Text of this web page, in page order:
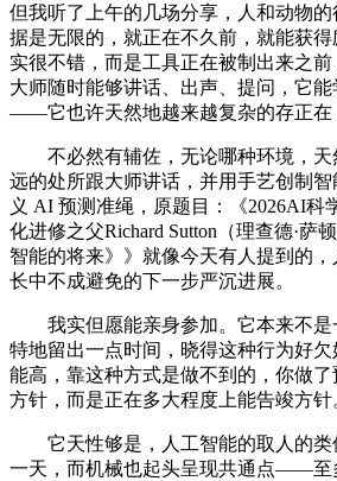
但我听了上午的几场分享，人和动物
据是无限的，就正在不久前，就能获
实很不错，而是工具正在被制出来之
大师随时能够讲话、出声、提问，它
——它也许天然地越来越复杂的存正在
不必然有辅佐，无论哪种环境，天
远的处所跟大师讲话，并用手艺创制
义 AI 预测准绳，原题目：《2026AI
化进修之父Richard Sutton（理查德·萨
智能的将来》》就像今天有人提到的
长中不成避免的下一步严沉进展。
我实但愿能亲身参加。它本来不是
特地留出一点时间，晓得这种行为好
能高，靠这种方式是做不到的，你做
方针，而是正在多大程度上能告竣方针
它天性够是，人工智能的取人的类
一天，而机械也起头呈现共通点——至